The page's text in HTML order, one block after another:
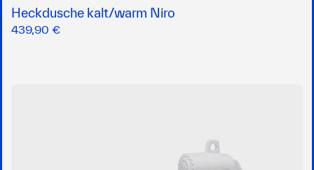
Heckdusche kalt/warm Niro
439,90 €